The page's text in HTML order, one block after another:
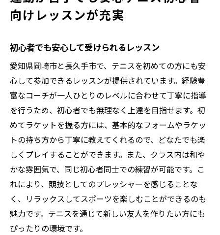
向けレッスンが充実
初心者でも安心して受けられるレッスン
愛知県岡崎市と長久手市で、テニスを初めての方にも安
心して参加できるレッスンが提供されています。経験豊
富なコーチが一人ひとりのレベルに合わせて丁寧に指導
を行うため、初心者でも無理なく上達を目指せます。初
めてラケットを握る方には、基本的なフォームやラケッ
トの持ち方から丁寧に教えてくれるので、どなたでも楽
しくプレイすることができます。また、クラス内は和や
かな雰囲気で、同じ初心者同士での練習が可能です。こ
れにより、競技としてのプレッシャーを感じることな
く、リラックスしてスポーツを楽しむことができるのも
魅力です。テニスを通じて新しい友人を作りたい方にも
ぴったりの環境です。